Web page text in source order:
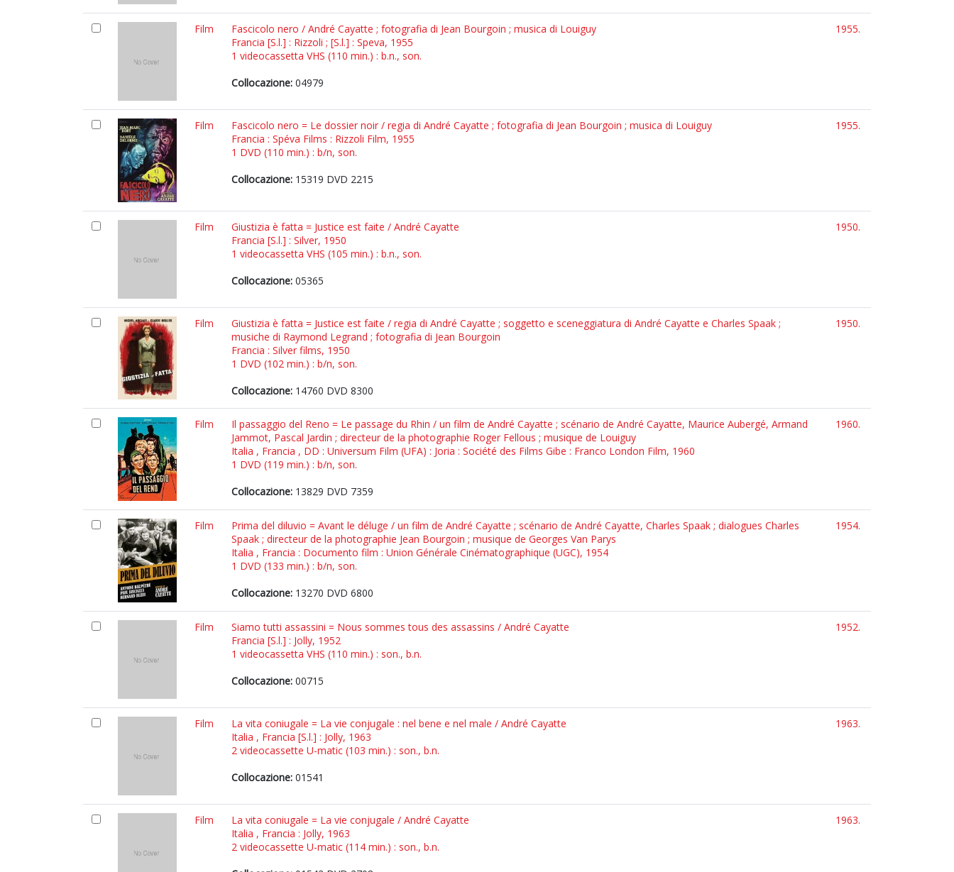
Film
Fascicolo nero / André Cayatte ; fotografia di Jean Bourgoin ; musica di Louiguy
Francia [S.l.] : Rizzoli ; [S.l.] : Speva, 1955
1 videocassetta VHS (110 min.) : b.n., son.
Collocazione: 04979
1955.
Film
Fascicolo nero = Le dossier noir / regia di André Cayatte ; fotografia di Jean Bourgoin ; musica di Louiguy
Francia : Spéva Films : Rizzoli Film, 1955
1 DVD (110 min.) : b/n, son.
Collocazione: 15319 DVD 2215
1955.
Film
Giustizia è fatta = Justice est faite / André Cayatte
Francia [S.l.] : Silver, 1950
1 videocassetta VHS (105 min.) : b.n., son.
Collocazione: 05365
1950.
Film
Giustizia è fatta = Justice est faite / regia di André Cayatte ; soggetto e sceneggiatura di André Cayatte e Charles Spaak ;
musiche di Raymond Legrand ; fotografia di Jean Bourgoin
Francia : Silver films, 1950
1 DVD (102 min.) : b/n, son.
Collocazione: 14760 DVD 8300
1950.
Film
Il passaggio del Reno = Le passage du Rhin / un film de André Cayatte ; scénario de André Cayatte, Maurice Aubergé, Armand
Jammot, Pascal Jardin ; directeur de la photographie Roger Fellous ; musique de Louiguy
Italia , Francia , DD : Universum Film (UFA) : Joria : Société des Films Gibe : Franco London Film, 1960
1 DVD (119 min.) : b/n, son.
Collocazione: 13829 DVD 7359
1960.
Film
Prima del diluvio = Avant le déluge / un film de André Cayatte ; scénario de André Cayatte, Charles Spaak ; dialogues Charles
Spaak ; directeur de la photographie Jean Bourgoin ; musique de Georges Van Parys
Italia , Francia : Documento film : Union Générale Cinématographique (UGC), 1954
1 DVD (133 min.) : b/n, son.
Collocazione: 13270 DVD 6800
1954.
Film
Siamo tutti assassini = Nous sommes tous des assassins / André Cayatte
Francia [S.l.] : Jolly, 1952
1 videocassetta VHS (110 min.) : son., b.n.
Collocazione: 00715
1952.
Film
La vita coniugale = La vie conjugale : nel bene e nel male / André Cayatte
Italia , Francia [S.l.] : Jolly, 1963
2 videocassette U-matic (103 min.) : son., b.n.
Collocazione: 01541
1963.
Film
La vita coniugale = La vie conjugale / André Cayatte
Italia , Francia : Jolly, 1963
2 videocassette U-matic (114 min.) : son., b.n.
1963.